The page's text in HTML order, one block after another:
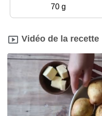
70 g
Vidéo de la recette